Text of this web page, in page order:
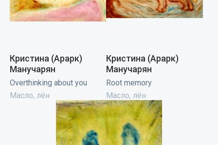
Кристина (Арарк)
Манучарян
Overthinking about you
Масло, лён
Кристина (Арарк)
Манучарян
Root memory
Масло, лён